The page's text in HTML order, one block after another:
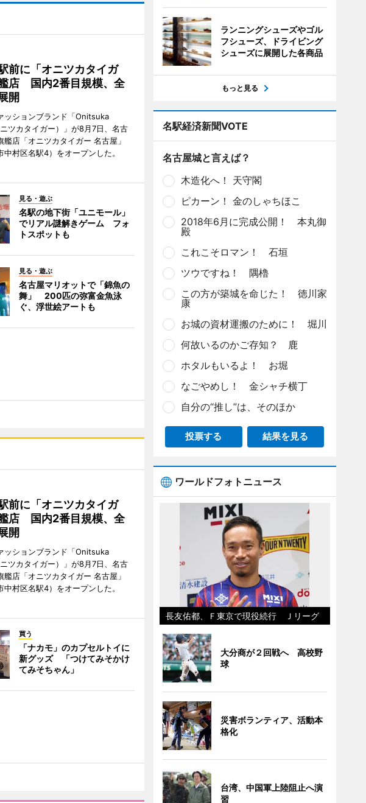
前に「オニツカタイガ
店 国内2番目規模、全
開
ッションブランド「Onitsuka
ツカタイガー）」が8月7日、名古
艦店「オニツカタイガー 名古屋」
中村区名駅4）をオープンした。
見る・遊ぶ
名駅の地下街「ユニモール」
でリアル謎解きゲーム フォ
トスポットも
見る・遊ぶ
名古屋マリオットで「錦魚の
舞」 200匹の弥富金魚泳
ぐ、浮世絵アートも
前に「オニツカタイガ
店 国内2番目規模、全
開
ッションブランド「Onitsuka
ツカタイガー）」が8月7日、名古
艦店「オニツカタイガー 名古屋」
中村区名駅4）をオープンした。
買う
「ナカモ」のカプセルトイに
新グッズ 「つけてみそかけ
てみそちゃん」
ランニングシューズやゴル
フシューズ、ドライビング
シューズに展開した各商品
もっと見る
名駅経済新聞VOTE
名古屋城と言えば？
木造化へ！ 天守閣
ピカーン！ 金のしゃちほこ
2018年6月に完成公開！ 本丸御
殿
これこそロマン！ 石垣
ツウですね！ 隅櫓
この方が築城を命じた！ 徳川家
康
お城の資材運搬のために！ 堀川
何故いるのかご存知？ 鹿
ホタルもいるよ！ お堀
なごやめし！ 金シャチ横丁
自分の“推し”は、そのほか
投票する 結果を見る
ワールドフォトニュース
長友佑都、Ｆ東京で現役続行 Ｊリーグ
大分商が２回戦へ 高校野
球
災害ボランティア、活動本
格化
台湾、中国軍上陸阻止へ演
習